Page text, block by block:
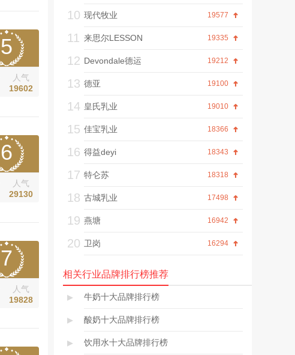
5
人气
19602
6
人气
29130
7
人气
19828
10 19577
现代牧业
11 19335
来思尔LESSON
12 19212
Devondale德运
13 19100
德亚
14 19010
皇氏乳业
15 18366
佳宝乳业
16 18343
得益deyi
17 18318
特仑苏
18 17498
古城乳业
19 16942
燕塘
20 16294
卫岗
相关行业品牌排行榜推荐
▸ 牛奶十大品牌排行榜
▸ 酸奶十大品牌排行榜
▸ 饮用水十大品牌排行榜